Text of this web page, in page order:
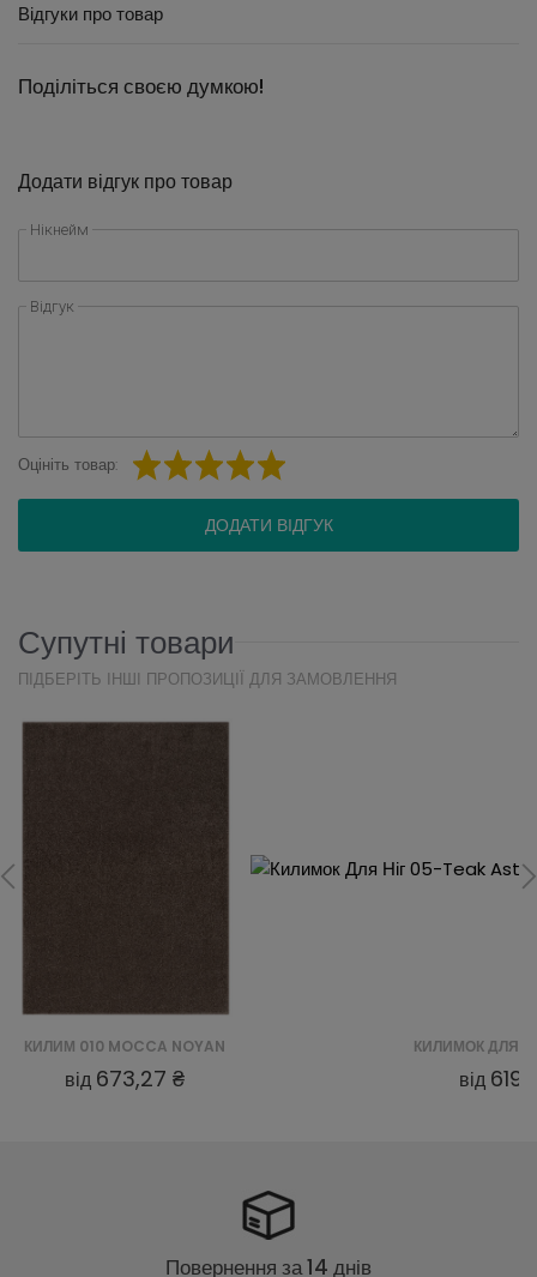
Відгуки про товар
Поділіться своєю думкою!
Додати відгук про товар
Нікнейм
Відгук
Оцініть товар:
ДОДАТИ ВІДГУК
Супутні товари
ПІДБЕРІТЬ ІНШІ ПРОПОЗИЦІЇ ДЛЯ ЗАМОВЛЕННЯ
Повернення за 14 днів